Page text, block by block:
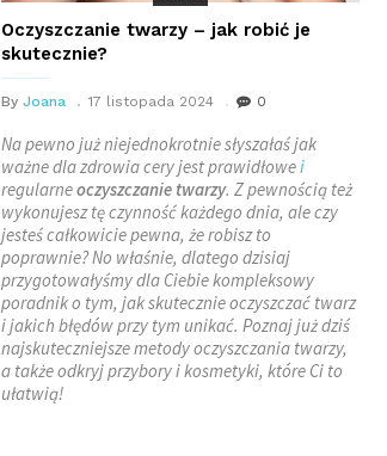
Oczyszczanie twarzy – jak robić je
skutecznie?
By Joana 17 listopada 2024 0
Na pewno już niejednokrotnie słyszałaś jak
ważne dla zdrowia cery jest prawidłowei
regularneoczyszczanie twarzy. Z pewnością też
wykonujesz tę czynność każdego dnia, ale czy
jesteś całkowicie pewna, że robisz to
poprawnie? No właśnie, dlatego dzisiaj
przygotowałyśmy dla Ciebie kompleksowy
poradnik o tym, jak skutecznie oczyszczać twarz
i jakich błędów przy tym unikać. Poznaj już dziś
najskuteczniejsze metody oczyszczania twarzy,
a także odkryj przybory i kosmetyki, które Ci to
ułatwią!